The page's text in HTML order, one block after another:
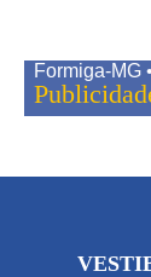
Formiga-MG